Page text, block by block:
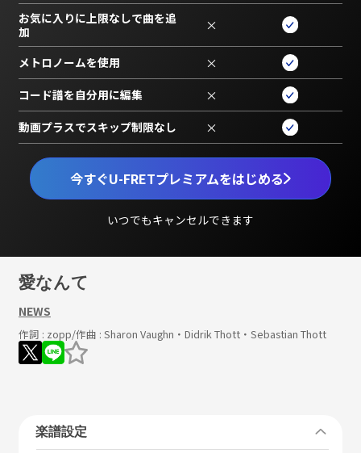
今すぐU-FRETプレミアムをはじめる
いつでもキャンセルできます
お気に入りに上限なしで曲を追
加
×
メトロノームを使用 ×
コード譜を自分用に編集 ×
動画プラスでスキップ制限なし ×
愛なんて
NEWS
作詞 : zopp/作曲 : Sharon Vaughn・Didrik Thott・Sebastian Thott
楽譜設定